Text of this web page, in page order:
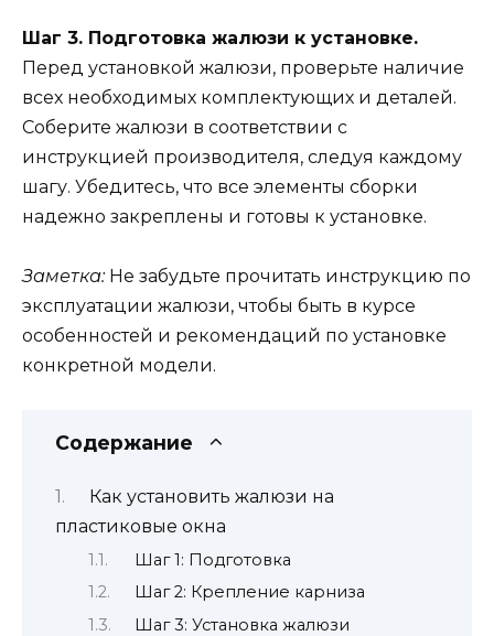
Шаг 3. Подготовка жалюзи к установке.
Перед установкой жалюзи, проверьте наличие
всех необходимых комплектующих и деталей.
Соберите жалюзи в соответствии с
инструкцией производителя, следуя каждому
шагу. Убедитесь, что все элементы сборки
надежно закреплены и готовы к установке.
Заметка:Не забудьте прочитать инструкцию по
эксплуатации жалюзи, чтобы быть в курсе
особенностей и рекомендаций по установке
конкретной модели.
Содержание
Как установить жалюзи на
пластиковые окна
Шаг 1: Подготовка
Шаг 2: Крепление карниза
Шаг 3: Установка жалюзи